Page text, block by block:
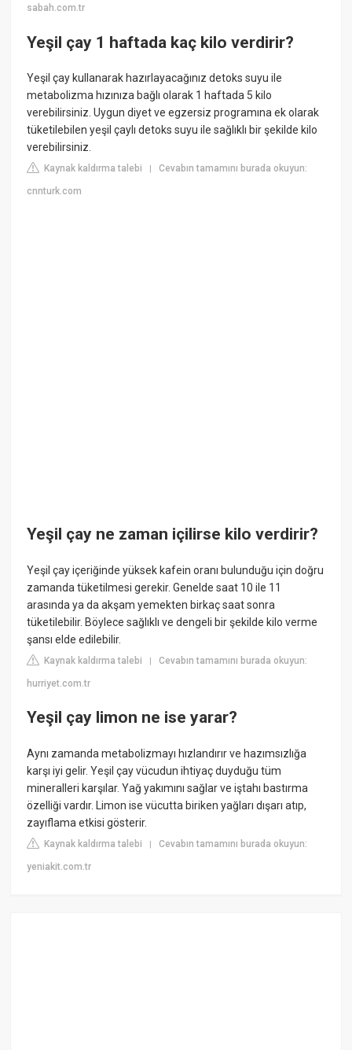
sabah.com.tr
Yeşil çay 1 haftada kaç kilo verdirir?
Yeşil çay kullanarak hazırlayacağınız detoks suyu ile
metabolizma hızınıza bağlı olarak 1 haftada 5 kilo
verebilirsiniz. Uygun diyet ve egzersiz programına ek olarak
tüketilebilen yeşil çaylı detoks suyu ile sağlıklı bir şekilde kilo
verebilirsiniz.
Kaynak kaldırma talebi |Cevabın tamamını burada okuyun:
cnnturk.com
Yeşil çay ne zaman içilirse kilo verdirir?
Yeşil çay içeriğinde yüksek kafein oranı bulunduğu için doğru
zamanda tüketilmesi gerekir. Genelde saat 10 ile 11
arasında ya da akşam yemekten birkaç saat sonra
tüketilebilir. Böylece sağlıklı ve dengeli bir şekilde kilo verme
şansı elde edilebilir.
Kaynak kaldırma talebi |Cevabın tamamını burada okuyun:
hurriyet.com.tr
Yeşil çay limon ne ise yarar?
Aynı zamanda metabolizmayı hızlandırır ve hazımsızlığa
karşı iyi gelir. Yeşil çay vücudun ihtiyaç duyduğu tüm
mineralleri karşılar. Yağ yakımını sağlar ve iştahı bastırma
özelliği vardır. Limon ise vücutta biriken yağları dışarı atıp,
zayıflama etkisi gösterir.
Kaynak kaldırma talebi |Cevabın tamamını burada okuyun:
yeniakit.com.tr